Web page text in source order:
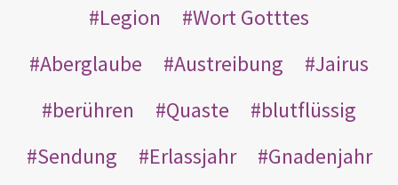
Legion
Wort Gotttes
Aberglaube
Austreibung
Jairus
berühren
Quaste
blutflüssig
Sendung
Erlassjahr
Gnadenjahr